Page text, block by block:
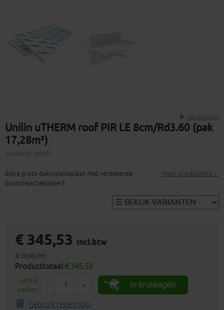
Unilin uTHERM roof PIR LE 8cm/Rd3.60 (pak
17,28m²)
(artikel ID: 8590)
Vergelijken
Extra grote dakisolatieplaat met verbeterde
brandreactieklasse E
Meer productinfo »
€ 345,53 incl.btw
(€ 20,00 /m²)
Producttotaal:€ 345,53
aantal
pakken
- +
In kruiwagen
Gebruik rekenhulp